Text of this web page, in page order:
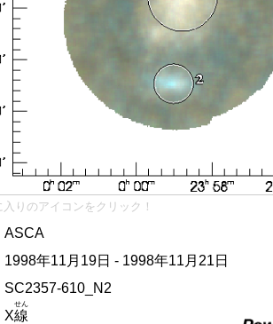
りのアイコンをクリック！
ASCA
1998年11月19日 - 1998年11月21日
SC2357-610_N2
X線
せん